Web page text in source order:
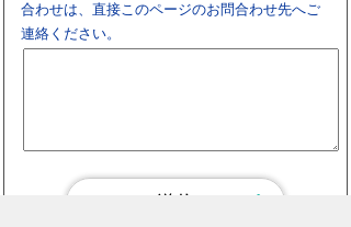
合わせは、直接このページのお問合わせ先へご
連絡ください。